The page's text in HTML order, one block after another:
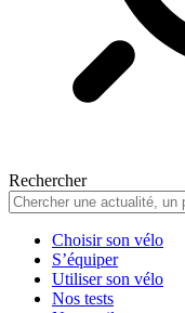
Rechercher
Choisir son vélo
S’équiper
Utiliser son vélo
Nos tests